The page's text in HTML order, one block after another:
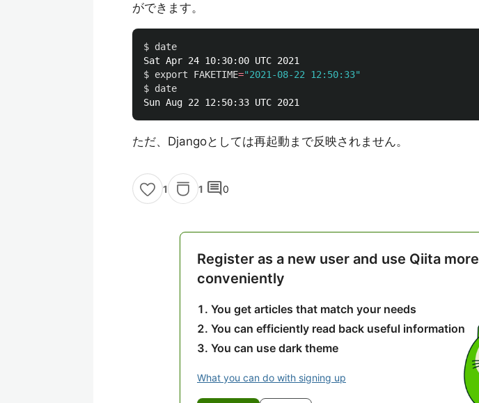
ができます。
$
$ export FAKETIME="2021-08-22 12:50:33"
$
ただ、Djangoとしては再起動まで反映されません。
1 1 comment0
Register as a new user and use Qiita more
conveniently
You get articles that match your needs
You can efficiently read back useful information
You can use dark theme
What you can do with signing up